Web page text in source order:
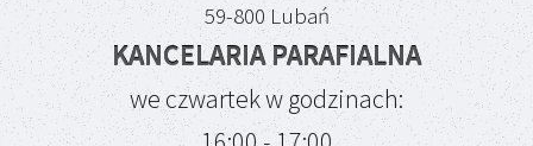
59-800 Lubań
KANCELARIA PARAFIALNA
we czwartek w godzinach: